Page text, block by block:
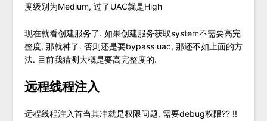
度级别为Medium, 过了UAC就是High
现在就看创建服务了. 如果创建服务获取system不需要高完
整度, 那就神了. 否则还是要bypass uac, 那还不如上面的方
法. 目前我猜测大概是要高完整度的.
远程线程注入
远程线程注入首当其冲就是权限问题, 需要debug权限?? !!